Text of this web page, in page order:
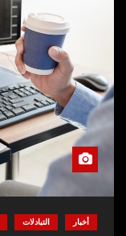
أخبار التبادلات